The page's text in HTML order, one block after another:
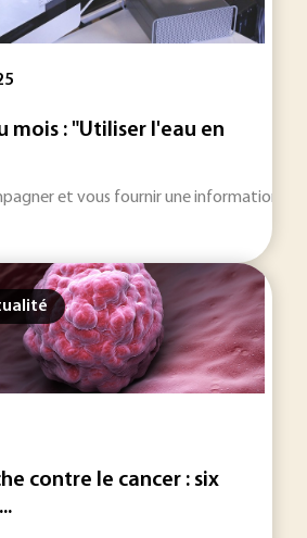
mois : "Utiliser l'eau en
et vous fournir une information
contre le cancer : six